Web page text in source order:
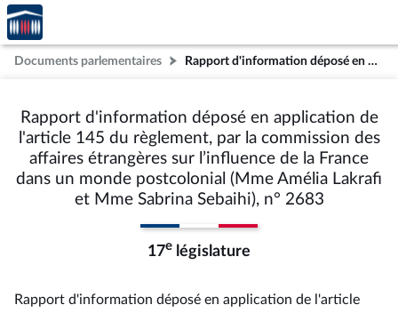
Aller au contenu
Aller en bas de la page
Accèder
à la
page
d'accueil
Documents parlementaires Rapport d'information déposé en application de l'article 145 du règlement, par la commission des affaires étrangères sur l’influence de la France dans un monde postcolonial (Mme Amélia Lakrafi et Mme Sabrina Sebaihi), n° 2683
Rapport d'information déposé en application de
l'article 145 du règlement, par la commission des
affaires étrangères sur l’influence de la France
dans un monde postcolonial (Mme Amélia Lakrafi
et Mme Sabrina Sebaihi), n° 2683
17e législature
Rapport d'information déposé en application de l'article